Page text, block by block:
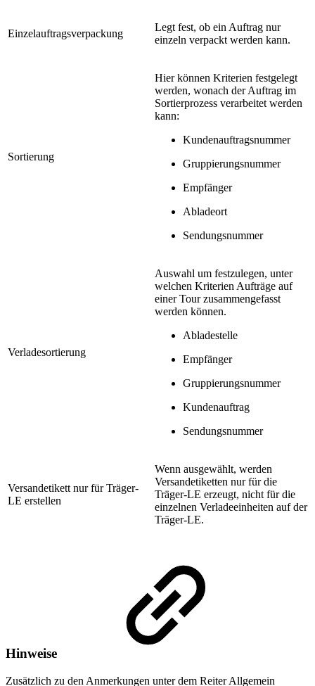
Einzelauftragsverpackung
Legt fest, ob ein Auftrag nur
einzeln verpackt werden kann.
Sortierung
Hier können Kriterien festgelegt
werden, wonach der Auftrag im
Sortierprozess verarbeitet werden
kann:
Kundenauftragsnummer
Gruppierungsnummer
Empfänger
Abladeort
Sendungsnummer
Verladesortierung
Auswahl um festzulegen, unter
welchen Kriterien Aufträge auf
einer Tour zusammengefasst
werden können.
Abladestelle
Empfänger
Gruppierungsnummer
Kundenauftrag
Sendungsnummer
Versandetikett nur für Träger-
LE erstellen
Wenn ausgewählt, werden
Versandetiketten nur für die
Träger-LE erzeugt, nicht für die
einzelnen Verladeeinheiten auf der
Träger-LE.
Hinweise
Zusätzlich zu den Anmerkungen unter dem Reiter Allgemein